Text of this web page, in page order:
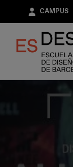
principal
CAMPUS